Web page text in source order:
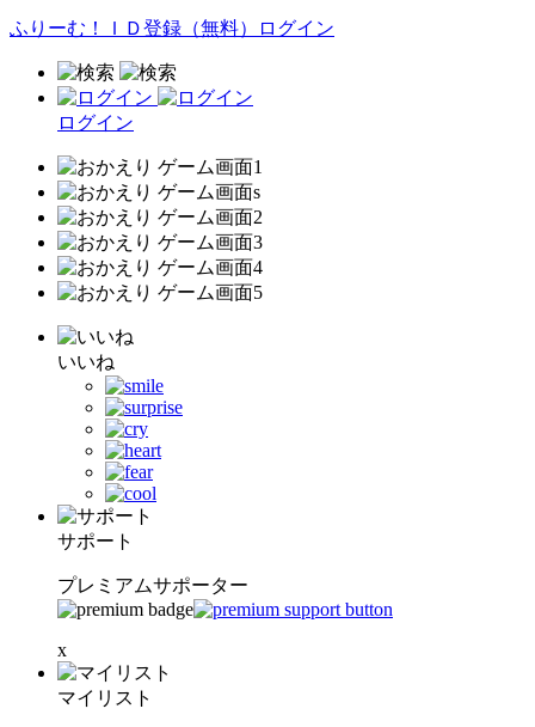
ふりーむ！ＩＤ登録（無料） ログイン
ログイン
いいね
サポート
プレミアムサポーター
x
マイリスト